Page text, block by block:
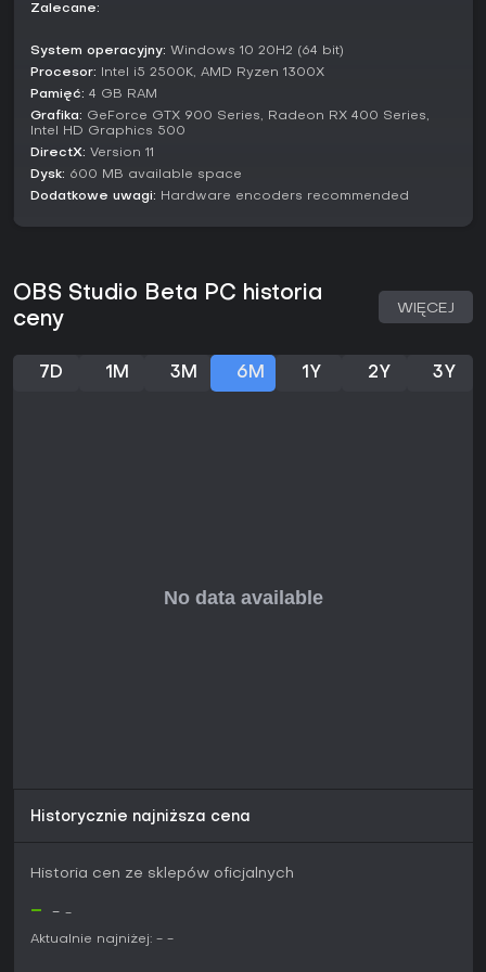
podstawowego użytku.
Z miażdżąco pozytywnymi recenzjami od ponad 49 000
użytkowników i 95% aprobaty, OBS Studio Beta przyciąga
tych, którzy szukają niezawodnych narzędzi do nagrywania
i streamingu. Darmowe, open-source'owe i stale
aktualizowane, sprawdza się zarówno u nowicjuszy, jak i
profesjonalistów w tworzeniu treści.
Jeśli celujesz w przechwytywanie gameplayu czy produkcję
jego głębię i opcje customizacji.
Zalecane:
System operacyjny: Windows 10 20H2 (64 bit)
Procesor: Intel i5 2500K, AMD Ryzen 1300X
Pamięć: 4 GB RAM
Grafika: GeForce GTX 900 Series, Radeon RX 400 Series,
Intel HD Graphics 500
DirectX: Version 11
Dysk: 600 MB available space
Dodatkowe uwagi: Hardware encoders recommended
OBS Studio Beta PC historia
ceny
WIĘCEJ
7D 1M 3M 6M 1Y 2Y 3Y
Historycznie najniższa cena
Historia cen ze sklepów oficjalnych
- - -
Aktualnie najniżej: - -